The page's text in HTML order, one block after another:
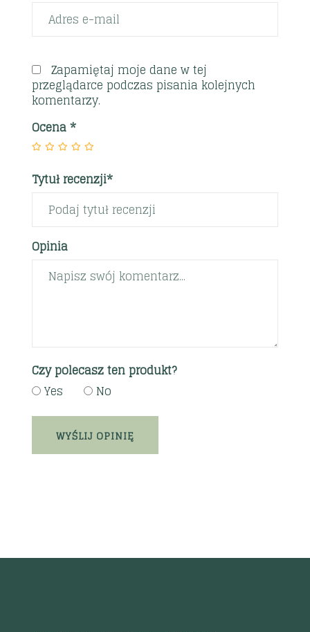
Zapamiętaj moje dane w tej
przeglądarce podczas pisania kolejnych
komentarzy.
Ocena*
Tytuł recenzji*
Opinia
Czy polecasz ten produkt?
Yes
No